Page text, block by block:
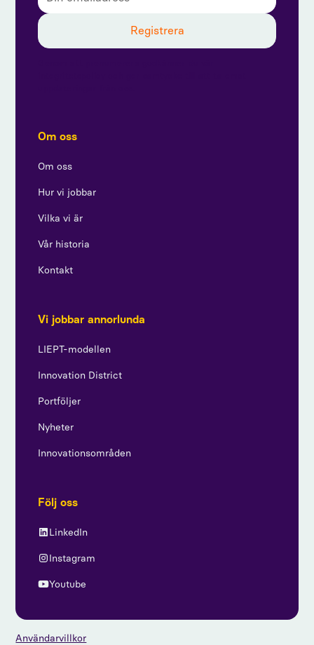
Om oss
Om oss
Hur vi jobbar
Vilka vi är
Vår historia
Kontakt
Vi jobbar annorlunda
LIEPT-modellen
Innovation District
Portföljer
Nyheter
Innovationsområden
Följ oss
LinkedIn
Instagram
Youtube
Användarvillkor